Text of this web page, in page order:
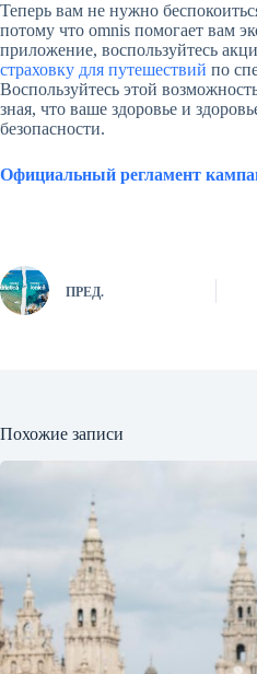
Теперь вам не нужно
потому что omnis помогает вам
приложение, воспользуйтесь
страховку для путешествий по
Воспользуйтесь этой
зная, что ваше здоровье и
безопасности.
Официальный регламент
ПРЕД.
Похожие записи